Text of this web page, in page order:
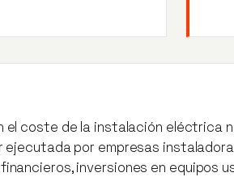
el coste de la instalación eléctrica
por empresas
inversiones en equipos